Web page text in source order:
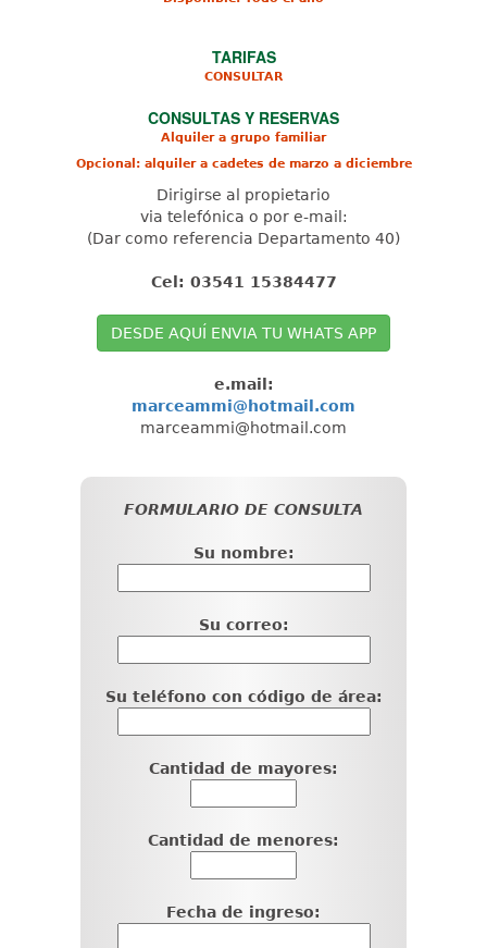
TARIFAS
CONSULTAR
CONSULTAS Y RESERVAS
Alquiler a grupo familiar
Opcional: alquiler a cadetes de marzo a diciembre
Dirigirse al propietario
via telefónica o por e-mail:
(Dar como referencia Departamento 40)
Cel: 03541 15384477
DESDE AQUÍ ENVIA TU WHATS APP
e.mail:
marceammi@hotmail.com
marceammi@hotmail.com
FORMULARIO DE CONSULTA
Su nombre:
Su correo:
Su teléfono con código de área:
Cantidad de mayores:
Cantidad de menores:
Fecha de ingreso: